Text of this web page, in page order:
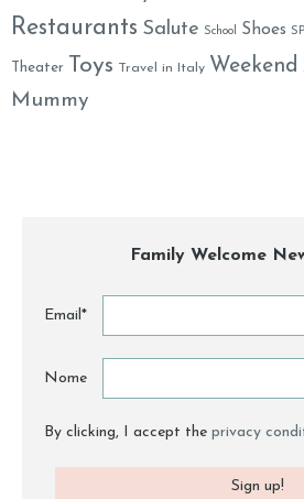
Restaurants Salute School Shoes
Theater Toys Travel in Italy Weekend
Mummy
Family Welcome
Email*
Nome
By clicking, I accept the privacy